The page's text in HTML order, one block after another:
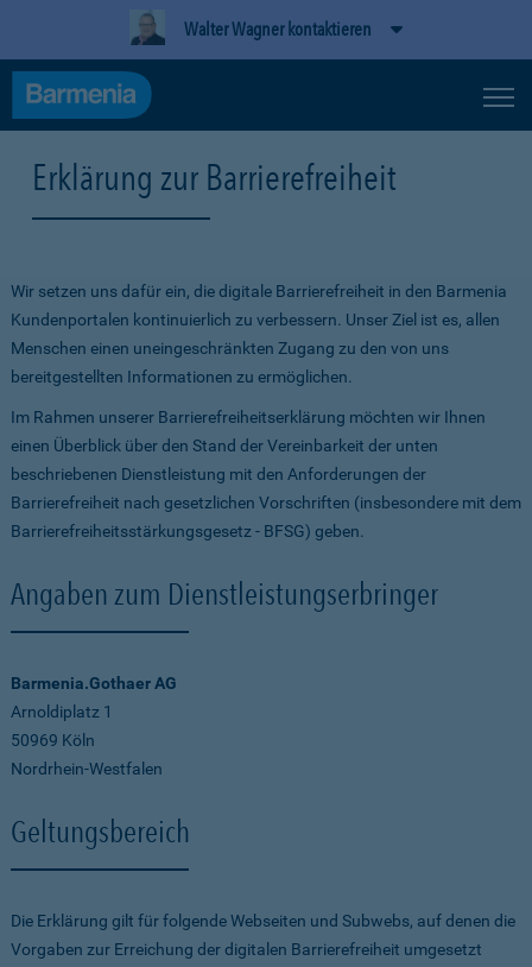
Walter Wagner kontaktieren
Erklärung zur Barrierefreiheit
Wir setzen uns dafür ein, die digitale Barrierefreiheit in den Barmenia
Kundenportalen kontinuierlich zu verbessern. Unser Ziel ist es, allen
Menschen einen uneingeschränkten Zugang zu den von uns
bereitgestellten Informationen zu ermöglichen.
Im Rahmen unserer Barrierefreiheitserklärung möchten wir Ihnen
einen Überblick über den Stand der Vereinbarkeit der unten
beschriebenen Dienstleistung mit den Anforderungen der
Barrierefreiheit nach gesetzlichen Vorschriften (insbesondere mit dem
Barrierefreiheitsstärkungsgesetz - BFSG) geben.
Angaben zum Dienstleistungserbringer
Barmenia.Gothaer AG
Arnoldiplatz 1
50969 Köln
Nordrhein-Westfalen
Geltungsbereich
Die Erklärung gilt für folgende Webseiten und Subwebs, auf denen die
Vorgaben zur Erreichung der digitalen Barrierefreiheit umgesetzt